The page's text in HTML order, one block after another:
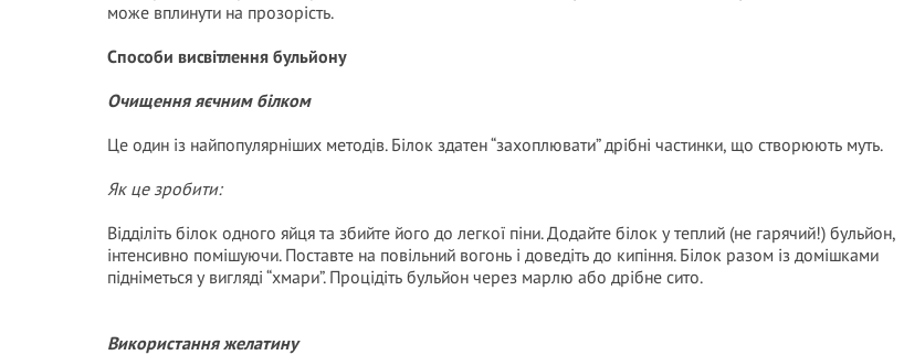
може вплинути на прозорість.
Способи висвітлення бульйону
Очищення яєчним білком
Це один із найпопулярніших методів. Білок здатен “захоплювати” дрібні частинки, що створюють муть.
Як це зробити:
Відділіть білок одного яйця та збийте його до легкої піни. Додайте білок у теплий (не гарячий!) бульйон,
інтенсивно помішуючи. Поставте на повільний вогонь і доведіть до кипіння. Білок разом із домішками
підніметься у вигляді “хмари”. Процідіть бульйон через марлю або дрібне сито.
Використання желатину